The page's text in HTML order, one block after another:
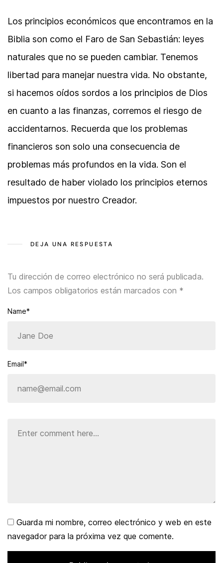
Los principios económicos que encontramos en la
Biblia son como el Faro de San Sebastián: leyes
naturales que no se pueden cambiar. Tenemos
libertad para manejar nuestra vida. No obstante,
si hacemos oídos sordos a los principios de Dios
en cuanto a las finanzas, corremos el riesgo de
accidentarnos. Recuerda que los problemas
financieros son solo una consecuencia de
problemas más profundos en la vida. Son el
resultado de haber violado los principios eternos
impuestos por nuestro Creador.
DEJA UNA RESPUESTA
Tu dirección de correo electrónico no será publicada.
Los campos obligatorios están marcados con *
Name*
Email*
Guarda mi nombre, correo electrónico y web en este
navegador para la próxima vez que comente.